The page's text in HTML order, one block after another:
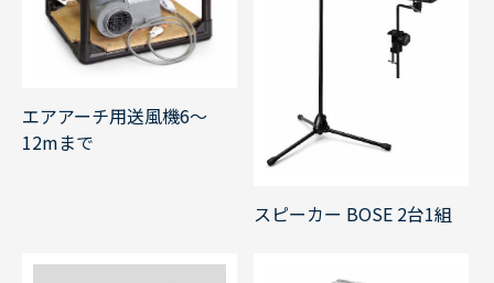
エアアーチ用送風機6～
12mまで
スピーカー BOSE 2台1組